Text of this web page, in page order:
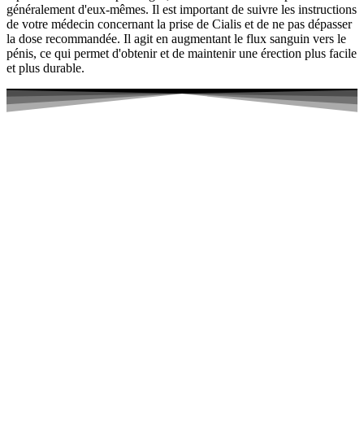
généralement d'eux-mêmes. Il est important de suivre les instructions
de votre médecin concernant la prise de Cialis et de ne pas dépasser
la dose recommandée. Il agit en augmentant le flux sanguin vers le
pénis, ce qui permet d'obtenir et de maintenir une érection plus facile
et plus durable.